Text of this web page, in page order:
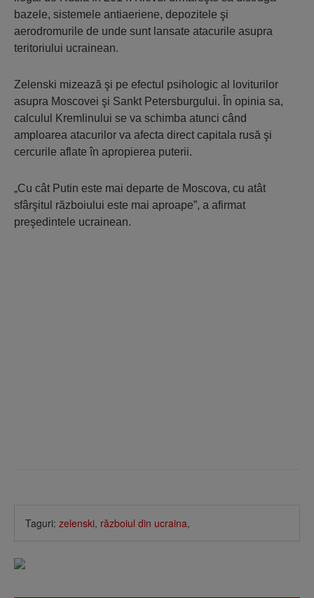
bazele, sistemele antiaeriene, depozitele şi
aerodromurile de unde sunt lansate atacurile asupra
teritoriului ucrainean.
Zelenski mizează şi pe efectul psihologic al loviturilor
asupra Moscovei şi Sankt Petersburgului. În opinia sa,
calculul Kremlinului se va schimba atunci când
amploarea atacurilor va afecta direct capitala rusă şi
cercurile aflate în apropierea puterii.
„Cu cât Putin este mai departe de Moscova, cu atât
sfârşitul războiului este mai aproape”, a afirmat
preşedintele ucrainean.
Taguri: zelenski, războiul din ucraina,